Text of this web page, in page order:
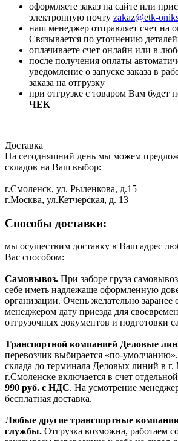
оформляете заказ на сайте или
электронную почту zakaz@etk-
наш менеджер отправляет счет на
Связывается по уточнению деталей
оплачиваете счет онлайн или в
после получения оплаты
уведомление о запуске заказа в
заказа на отгрузку
при отгрузке с товаром Вам будет
ЧЕК
Доставка
На сегодняшний день мы можем
складов на Ваш выбор:
г.Смоленск, ул. Рыленкова, д.15
г.Москва, ул.Кетчерская, д. 13
Способы доставки:
мы осуществим доставку в Ваш адрес
Вас способом:
Самовывоз. При заборе груза
себе иметь надлежаще оформленную
организации. Очень желательно заранее
менеджером дату приезда для
отгрузочных документов и подготовки
Транспортной компанией Деловые
перевозчик выбирается «по-
склада до терминала Деловых линий в
г.Смоленске включается в счет
990 руб. с НДС. На усмотрение
бесплатная доставка.
Любые другие транспортные
службы. Отгрузка возможна, работаем